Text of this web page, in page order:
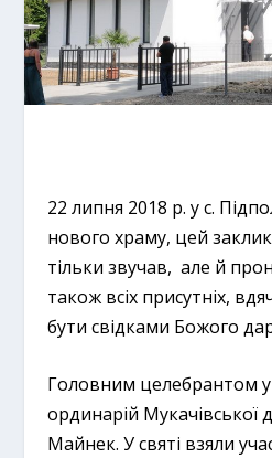
22 липня 2018 р. у с.
нового храму, цей
тільки звучав, але й
також всіх присутніх,
бути свідками Божого
Головним целебрантом
ординарій Мукачівської
Майнек. У святі взяли